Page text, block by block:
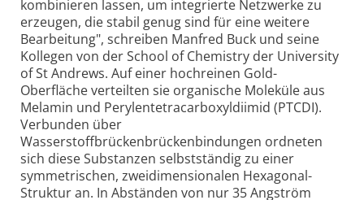
kombinieren lassen, um integrierte Netzwerke zu
erzeugen, die stabil genug sind für eine weitere
Bearbeitung", schreiben Manfred Buck und seine
Kollegen von der School of Chemistry der University
of St Andrews. Auf einer hochreinen Gold-
Oberfläche verteilten sie organische Moleküle aus
Melamin und Perylentetracarboxyldiimid (PTCDI).
Verbunden über
Wasserstoffbrückenbrückenbindungen ordneten
sich diese Substanzen selbstständig zu einer
symmetrischen, zweidimensionalen Hexagonal-
Struktur an. In Abständen von nur 35 Angström